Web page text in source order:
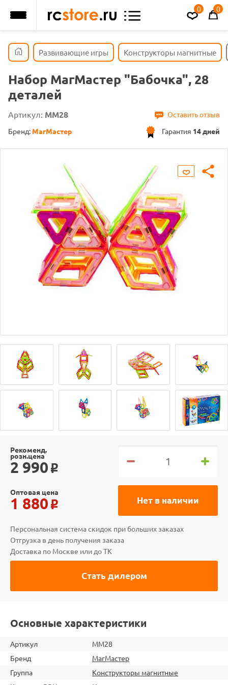
0 0
Развивающие игры Конструкторы магнитные
Набор МагМастер "Бабочка", 28
деталей
Артикул: ММ28
Оставить отзыв
Гарантия 14 дней
Бренд: МагМастер
Рекоменд.
розн.цена
2 990 o
Нет в наличии
Оптовая цена
1 880 o
Персональная система скидок при больших заказах
Отгрузка в день получения заказа
Доставка по Москве или до ТК
Стать дилером
Основные характеристики
Артикул
ММ28
Бренд
МагМастер
Группа
Конструкторы магнитные